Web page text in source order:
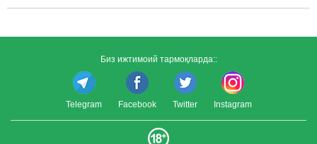
Биз ижтимоий тармоқларда::
Telegram Facebook Twitter Instagram